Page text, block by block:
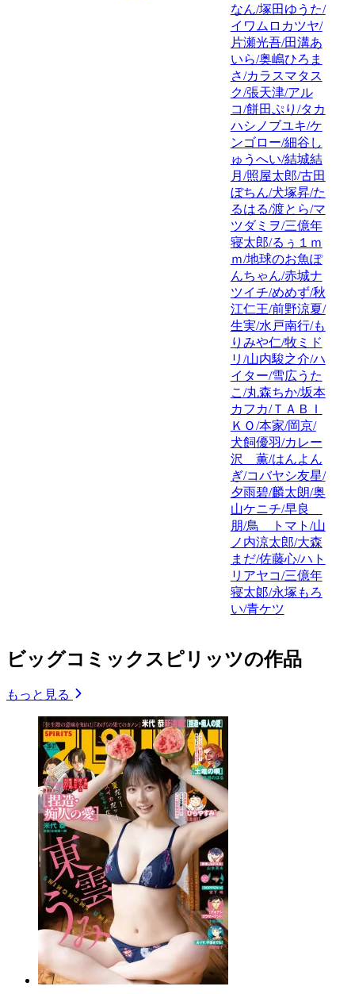
なん/塚田ゆうた/
イワムロカツヤ/
片瀬光吾/田溝あ
いら/奥嶋ひろま
さ/カラスマタス
ク/張天津/アル
コ/餅田ぷり/タカ
ハシノブユキ/ケ
ンゴロー/細谷し
ゅうへい/結城結
月/照屋太郎/古田
ぼちん/犬塚昇/た
るはる/渡とら/マ
ツダミヲ/三億年
寝太郎/るぅ１ｍ
ｍ/地球のお魚ぽ
んちゃん/赤城ナ
ツイチ/めめず/秋
江仁王/前野涼夏/
生実/水戸南行/も
りみや仁/牧ミド
リ/山内駿之介/ハ
イター/雪広うた
こ/丸森ちか/坂本
カフカ/ＴＡＢＩ
ＫＯ/本家/岡京/
犬飼優羽/カレー
沢 薫/はんよん
ぎ/コバヤシ友星/
夕雨碧/麟太朗/奥
山ケニチ/早良
朋/鳥 トマト/山
ノ内涼太郎/大森
まだ/佐藤心/ハト
リアヤコ/三億年
寝太郞/永塚もろ
い/青ケツ
ビッグコミックスピリッツの作品
もっと見る